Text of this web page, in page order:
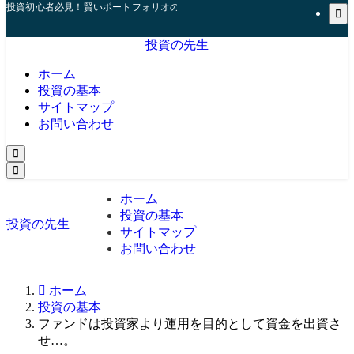
投資初心者必見！賢いポートフォリオの組み方とリスク管理の秘訣
投資の先生
ホーム
投資の基本
サイトマップ
お問い合わせ
投資の先生
ホーム
投資の基本
サイトマップ
お問い合わせ
ホーム
投資の基本
ファンドは投資家より運用を目的として資金を出資さ
せ…。